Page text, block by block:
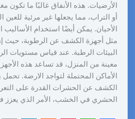
الأرضيات. هذه الأنفاق غالبًا ما تكون
أو التراب، مما يجعلها غير مرئية
الأحيان. يمكن أيضًا استخدام الأساليب
مثل أجهزة الكشف عن الرطوبة، حيث
البيئات الرطبة. عند قياس مستويات
معينة من المنزل، قد تساعد هذه
الأماكن المحتملة لتواجد الارضة.
الكشف عن الحشرات القدرة على
الحشري في الخشب، الأمر الذي